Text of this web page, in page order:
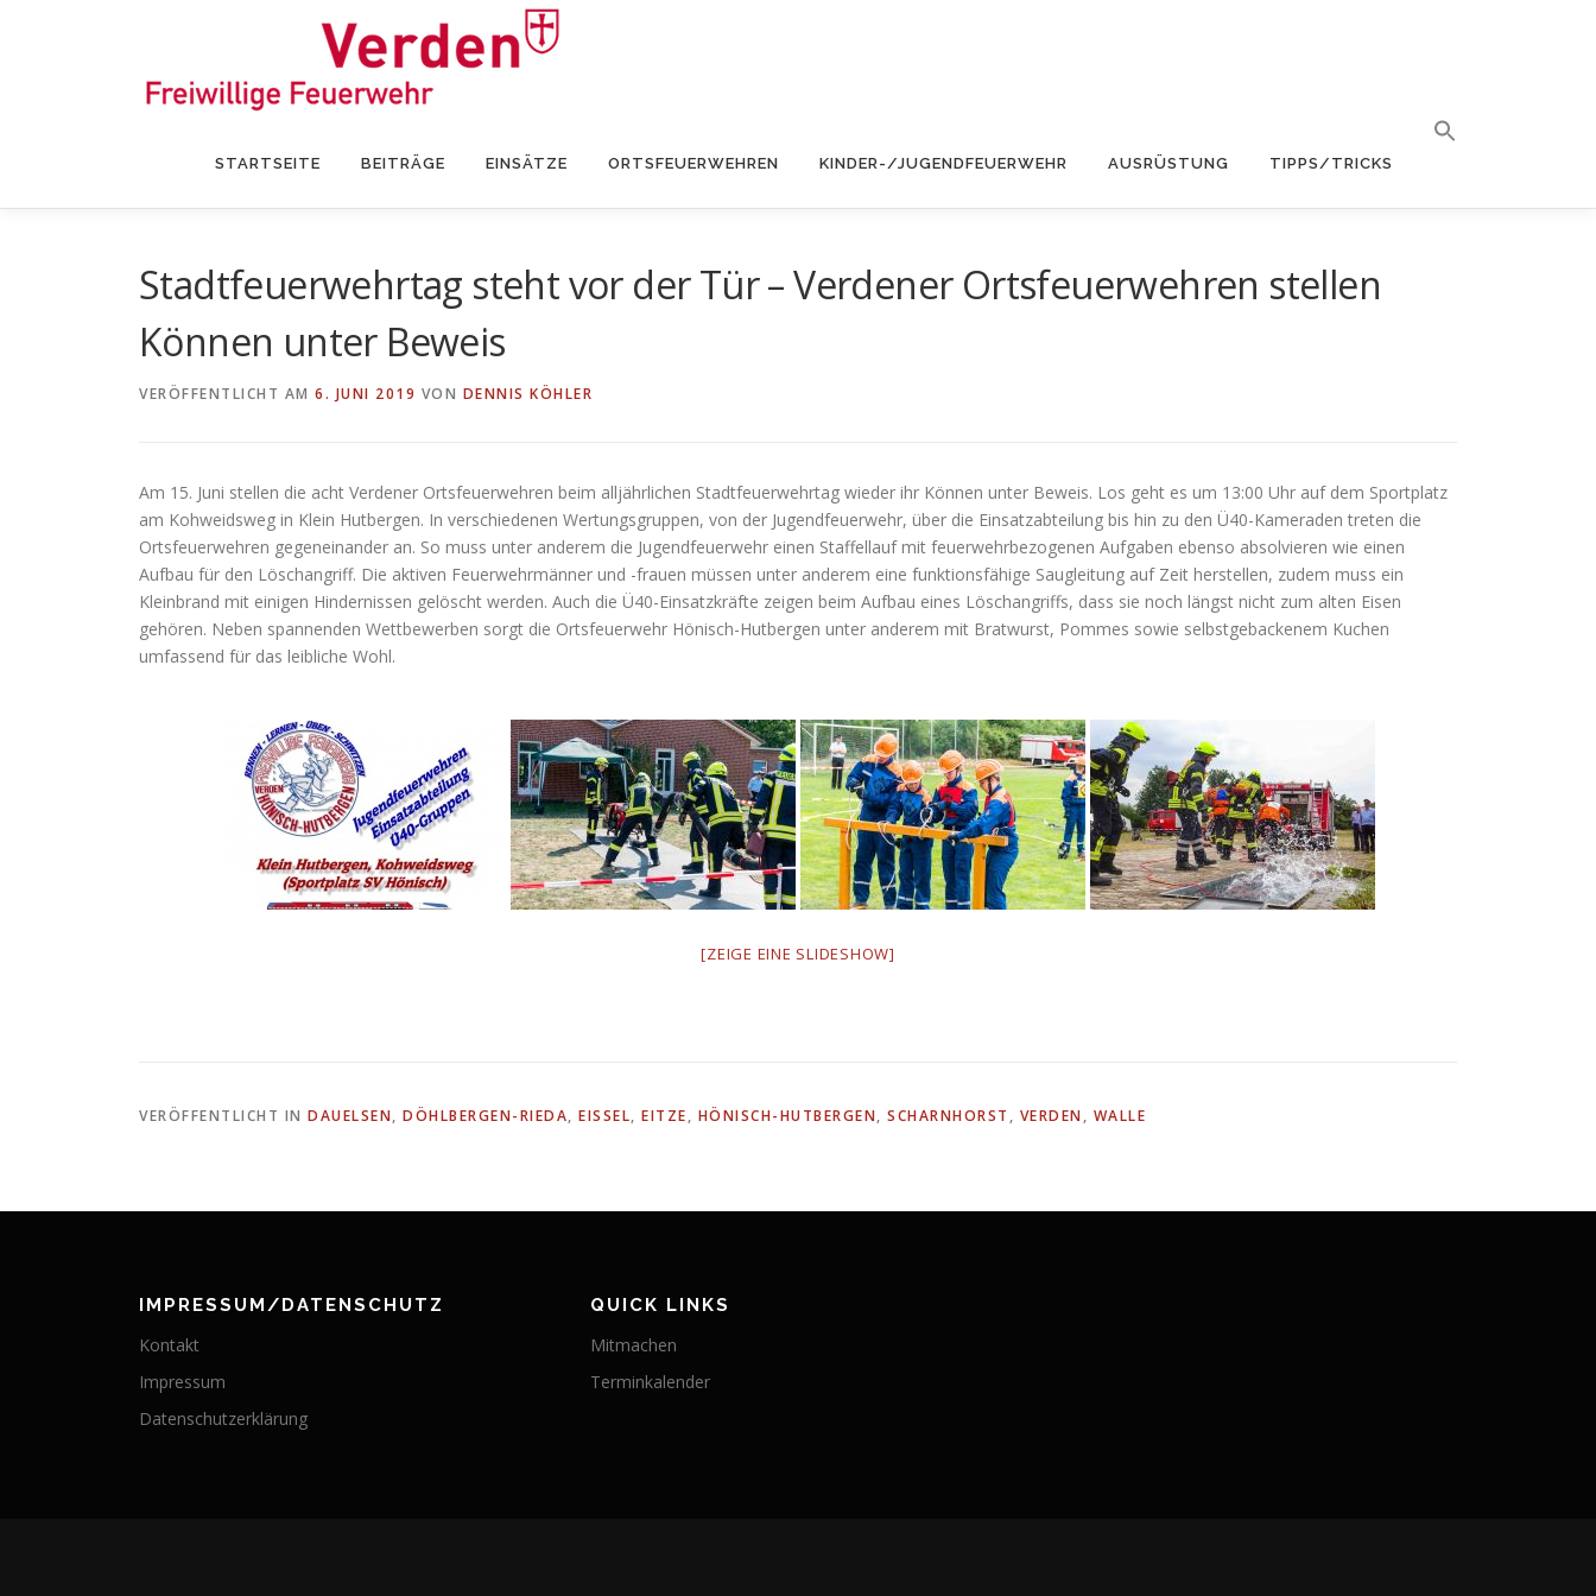
STARTSEITE BEITRÄGE EINSÄTZE ORTSFEUERWEHREN KINDER-/JUGENDFEUERWEHR AUSRÜSTUNG TIPPS/TRICKS
Stadtfeuerwehrtag steht vor der Tür – Verdener Ortsfeuerwehren stellen
Können unter Beweis
VERÖFFENTLICHT AM 6. JUNI 2019 VON DENNIS KÖHLER
Am 15. Juni stellen die acht Verdener Ortsfeuerwehren beim alljährlichen Stadtfeuerwehrtag wieder ihr Können unter Beweis. Los geht es um 13:00 Uhr auf dem Sportplatz
am Kohweidsweg in Klein Hutbergen. In verschiedenen Wertungsgruppen, von der Jugendfeuerwehr, über die Einsatzabteilung bis hin zu den Ü40-Kameraden treten die
Ortsfeuerwehren gegeneinander an. So muss unter anderem die Jugendfeuerwehr einen Staffellauf mit feuerwehrbezogenen Aufgaben ebenso absolvieren wie einen
Aufbau für den Löschangriff. Die aktiven Feuerwehrmänner und -frauen müssen unter anderem eine funktionsfähige Saugleitung auf Zeit herstellen, zudem muss ein
Kleinbrand mit einigen Hindernissen gelöscht werden. Auch die Ü40-Einsatzkräfte zeigen beim Aufbau eines Löschangriffs, dass sie noch längst nicht zum alten Eisen
gehören. Neben spannenden Wettbewerben sorgt die Ortsfeuerwehr Hönisch-Hutbergen unter anderem mit Bratwurst, Pommes sowie selbstgebackenem Kuchen
umfassend für das leibliche Wohl.
[ZEIGE EINE SLIDESHOW]
VERÖFFENTLICHT IN DAUELSEN, DÖHLBERGEN-RIEDA, EISSEL, EITZE, HÖNISCH-HUTBERGEN, SCHARNHORST , VERDEN, WALLE
IMPRESSUM/DATENSCHUTZ
Kontakt
Impressum
Datenschutzerklärung
QUICK LINKS
Mitmachen
Terminkalender